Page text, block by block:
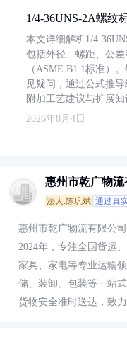
1/4-36UNS-2A螺纹
本文详细解析1/4-
包括外径、螺距、公
（ASME B1.1标准）
见疑问，通过公式推
附加工艺建议与扩展知
2026年8月4日
惠州市乾广物流
法人:陈巩斌 通过真
惠州市乾广物流有限公
2024年，专注全国货运
家具、家电等专业运输
储、装卸、包装等一站
货物安全准时送达，致